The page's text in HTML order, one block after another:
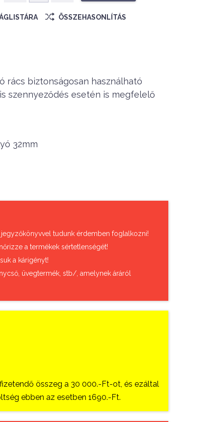
ÖSSZEHASONLÍTÁS
rács biztonságosan használható
szennyeződés esetén is megfelelő
32mm
tudunk érdemben foglalkozni!
a termékek sértetlenségét!
a kárigényt!
üvegtermék, stb/, amelynek áráról
összeg a 30 000.-Ft-ot, és ezáltal
ebben az esetben 1690.-Ft.